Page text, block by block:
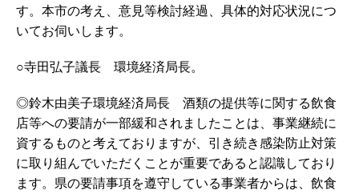
す。本市の考え、意見等検討経過、具体的対応状況につ
いてお伺いします。
○寺田弘子議長 環境経済局長。
◎鈴木由美子環境経済局長 酒類の提供等に関する飲食
店等への要請が一部緩和されましたことは、事業継続に
資するものと考えておりますが、引き続き感染防止対策
に取り組んでいただくことが重要であると認識しており
ます。県の要請事項を遵守している事業者からは、飲食